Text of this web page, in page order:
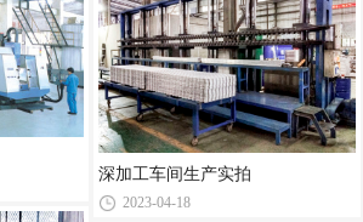
深加工车间生产实拍
2023-04-18